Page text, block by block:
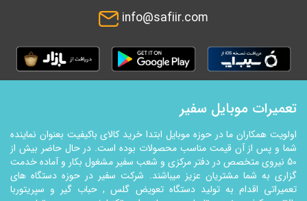
info@safiir.com
تعمیرات موبایل سفیر
اولویت همکاران ما در حوزه موبایل ابتدا خرید کالای باکیفیت بعنوان نماینده
شما و پس از آن قیمت مناسب محصولات بوده است. در حال حاضر بیش از
50 نیروی متخصص در دفتر مرکزی و شعب سفیر مشغول بکار و آماده خدمت
گزاری به شما مشتریان عزیز میباشند. شرکت سفیر در حوزه دستگاه های
تعمیراتی اقدام به تولید دستگاه تعویض گلس , حباب گیر و سپریتوربا